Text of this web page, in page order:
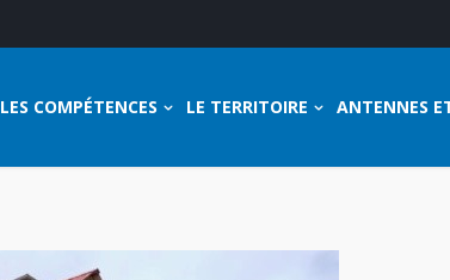
LES COMPÉTENCES LE TERRITOIRE ANTENNES